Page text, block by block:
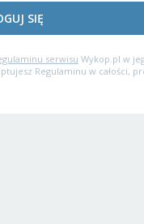
SIĘ
serwisu Wykop.pl w
Regulaminu w całości,